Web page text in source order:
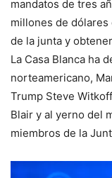
mandatos de tres
millones de dólares
de la junta y
La Casa Blanca ha
norteamericano,
Trump Steve
Blair y al yerno del
miembros de la